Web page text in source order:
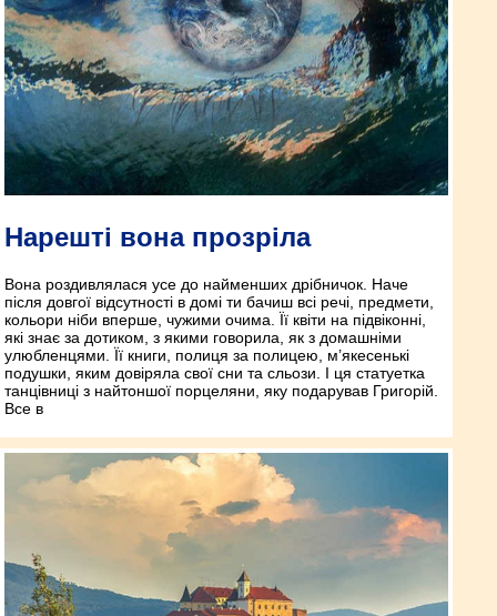
Нарешті вона прозріла
Вона роздивлялася усе до найменших дрібничок. Наче
після довгої відсутності в домі ти бачиш всі речі, предмети,
кольори ніби вперше, чужими очима. Її квіти на підвіконні,
які знає за дотиком, з якими говорила, як з домашніми
улюбленцями. Її книги, полиця за полицею, м’якесенькі
подушки, яким довіряла свої сни та сльози. І ця статуетка
танцівниці з найтоншої порцеляни, яку подарував Григорій.
Все в